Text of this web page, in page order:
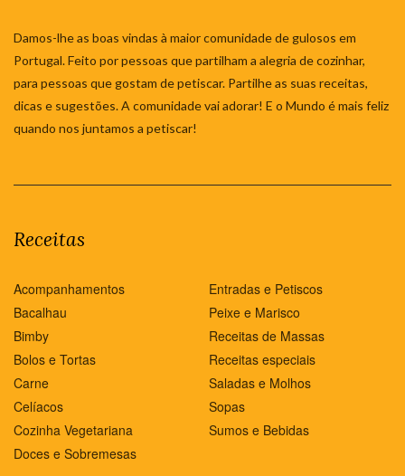
Damos-lhe as boas vindas à maior comunidade de gulosos em
Portugal. Feito por pessoas que partilham a alegria de cozinhar,
para pessoas que gostam de petiscar. Partilhe as suas receitas,
dicas e sugestões. A comunidade vai adorar! E o Mundo é mais feliz
quando nos juntamos a petiscar!
Receitas
Acompanhamentos
Bacalhau
Bimby
Bolos e Tortas
Carne
Celíacos
Cozinha Vegetariana
Doces e Sobremesas
Entradas e Petiscos
Peixe e Marisco
Receitas de Massas
Receitas especiais
Saladas e Molhos
Sopas
Sumos e Bebidas